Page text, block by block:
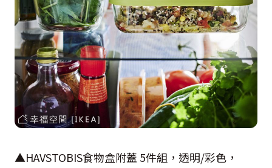
▲HAVSTOBIS食物盒附蓋 5件組，透明/彩色，